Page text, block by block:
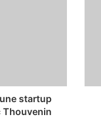
startup
Thouvenin